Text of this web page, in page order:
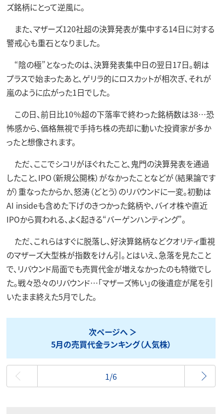
ズ銘柄にとって逆風に。
また、マザーズ120社超の決算発表が集中する14日に対する
警戒心も重石となりました。
“陰の極”となったのは、決算発表集中日の翌日17日。朝は
プラスで始まったあと、ゲリラ的にロスカットが相次ぎ、それが
嵐のように広がった1日でした。
この日、前日比10％超の下落率で終わった銘柄数は38…恐
怖感から、価格無視で手持ち株の売却に動いた投資家が多か
ったと想像されます。
ただ、ここでシコリがほぐれたこと、鬼門の決算発表を通過
したこと、IPO（新規公開株）がなかったことなどが（結果論です
が）重なったからか、怒涛（どとう）のリバウンドに一変。初動は
AI insideも含めた下げのきつかった銘柄や、バイオ株や直近
IPOから買われる、よく起きる“バーゲンハンティング”。
ただ、これらはすぐに脱落し、好決算銘柄などクオリティ重視
のマザーズ大型株が指数をけん引。とはいえ、急落を見たこと
で、リバウンド局面でも売買代金が増えなかったのも特徴でし
た。戦々恐々のリバウンド…「マザーズ怖い」の後遺症が尾を引
いたまま終えた5月でした。
次ページへ
5月の売買代金ランキング（人気株）
最初
1/6